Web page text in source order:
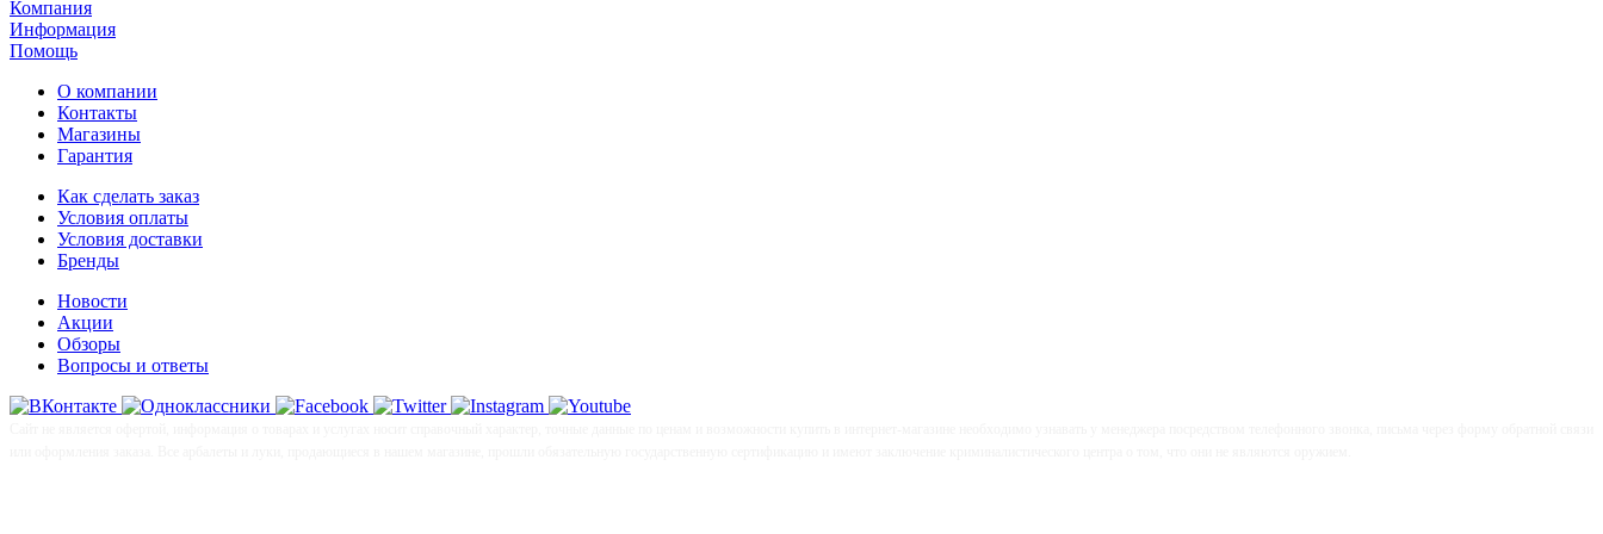
Компания
Информация
Помощь
О компании
Контакты
Магазины
Гарантия
Как сделать заказ
Условия оплаты
Условия доставки
Бренды
Новости
Акции
Обзоры
Вопросы и ответы